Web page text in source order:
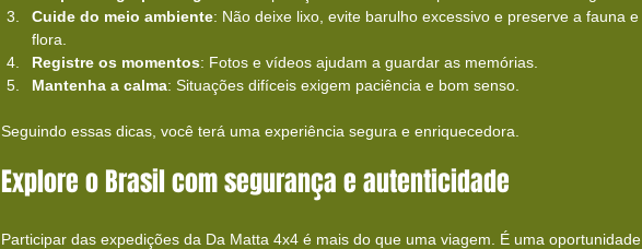
Cuide do meio ambiente: Não deixe lixo, evite barulho excessivo e preserve a fauna e
flora.
Registre os momentos: Fotos e vídeos ajudam a guardar as memórias.
Mantenha a calma: Situações difíceis exigem paciência e bom senso.
Seguindo essas dicas, você terá uma experiência segura e enriquecedora.
Explore o Brasil com segurança e autenticidade
Participar das expedições da Da Matta 4x4 é mais do que uma viagem. É uma oportunidade